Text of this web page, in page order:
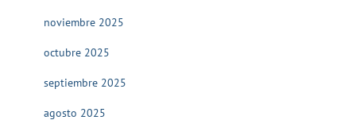
noviembre 2025
octubre 2025
septiembre 2025
agosto 2025